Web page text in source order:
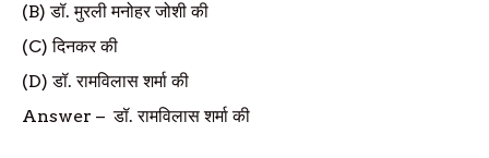
(B)डॉ. मुरली मनोहर जोशी की
(C)दिनकर की
(D)डॉ. रामविलास शर्मा की
Answer –डॉ. रामविलास शर्मा की